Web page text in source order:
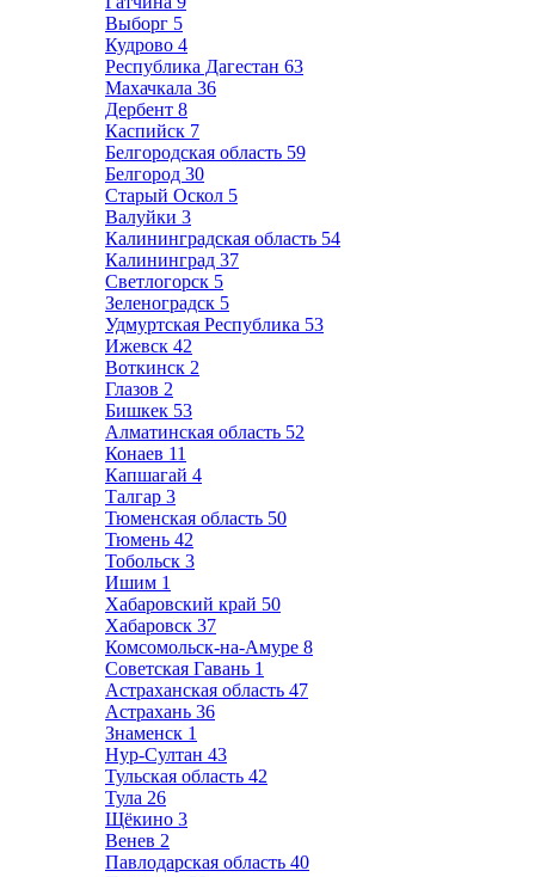
Выборг 5
Кудрово 4
Республика Дагестан 63
Махачкала 36
Дербент 8
Каспийск 7
Белгородская область 59
Белгород 30
Старый Оскол 5
Валуйки 3
Калининградская область 54
Калининград 37
Светлогорск 5
Зеленоградск 5
Удмуртская Республика 53
Ижевск 42
Воткинск 2
Глазов 2
Бишкек 53
Алматинская область 52
Конаев 11
Капшагай 4
Талгар 3
Тюменская область 50
Тюмень 42
Тобольск 3
Ишим 1
Хабаровский край 50
Хабаровск 37
Комсомольск-на-Амуре 8
Советская Гавань 1
Астраханская область 47
Астрахань 36
Знаменск 1
Нур-Султан 43
Тульская область 42
Тула 26
Щёкино 3
Венев 2
Павлодарская область 40